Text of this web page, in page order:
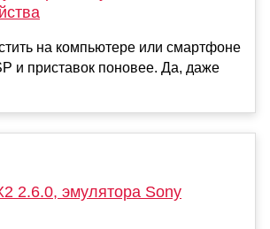
на компьютере или смартфоне
и приставок поновее. Да, даже
2.6.0, эмулятора Sony